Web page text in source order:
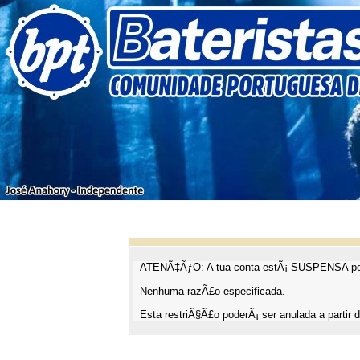
ATENÃ‡ÃƒO: A tua conta estÃ¡ SUSPENSA
Nenhuma razÃ£o especificada.
Esta restriÃ§Ã£o poderÃ¡ ser anulada a partir